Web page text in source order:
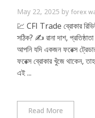
May 22, 2025 by forex
💹 CFI Trade ব্রোকার
সঠিক? ✍️ রানা দাশ,
আপনি যদি একজন ফরেক্স
ফরেক্স ব্রোকার খুঁজে থাকেন,
এই ...
Read More